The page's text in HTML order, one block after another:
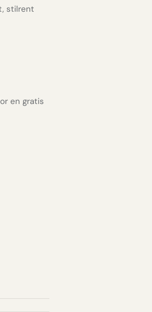
stilrent
en gratis